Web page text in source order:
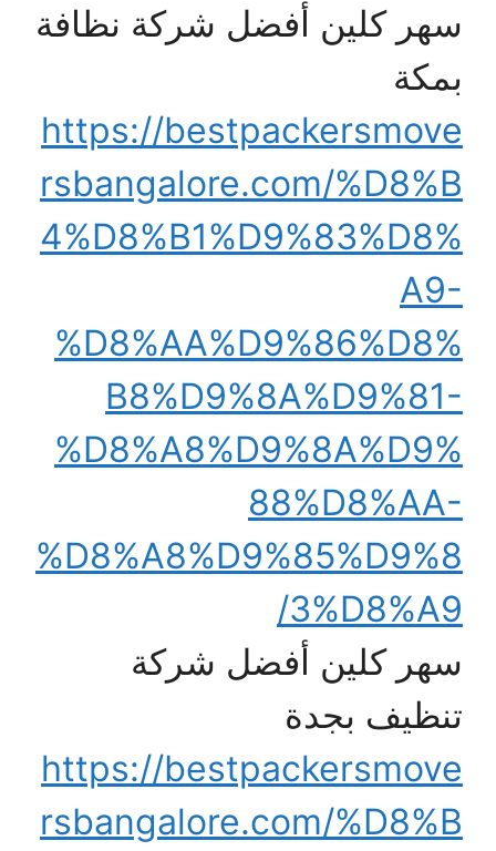
سهر كلين أفضل شركة نظافة
بمكة
https://bestpackersmove
rsbangalore.com/%D8%B
4%D8%B1%D9%83%D8%
A9-
%D8%AA%D9%86%D8%
B8%D9%8A%D9%81-
%D8%A8%D9%8A%D9%
88%D8%AA-
%D8%A8%D9%85%D9%8
3%D8%A9/
سهر كلين أفضل شركة
تنظيف بجدة
https://bestpackersmove
rsbangalore.com/%D8%B